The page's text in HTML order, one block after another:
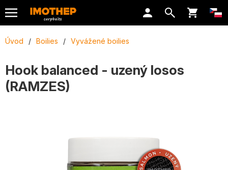
Úvod / Boilies / Vyvážené boilies
Hook balanced - uzený losos
(RAMZES)